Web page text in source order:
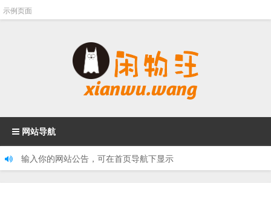
示例页面
网站导航
输入你的网站公告，可在首页导航下显示